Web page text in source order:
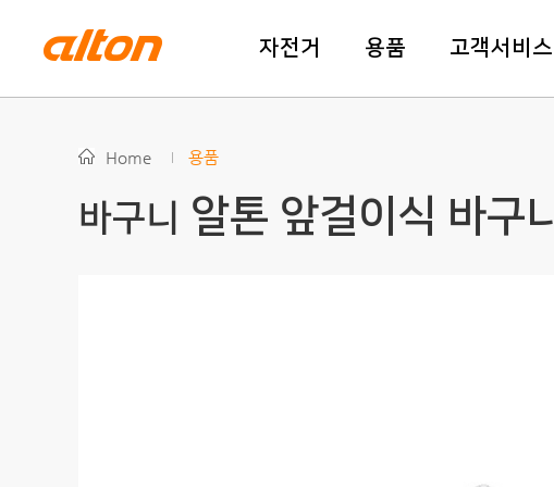
자전거 용품 고객서비스
Home 용품
바구니 알톤 앞걸이식 바구니